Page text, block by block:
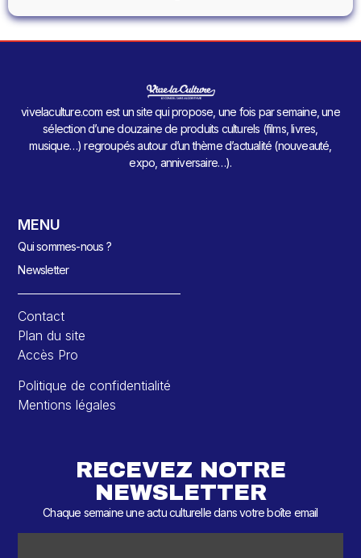
vivelaculture.com est un site qui propose, une fois par semaine, une
sélection d’une douzaine de produits culturels (films, livres,
musique…) regroupés autour d’un thème d’actualité (nouveauté,
expo, anniversaire…).
MENU
Qui sommes-nous ?
Newsletter
Contact
Plan du site
Accès Pro
Politique de confidentialité
Mentions légales
RECEVEZ NOTRE
NEWSLETTER
Chaque semaine une actu culturelle dans votre boîte email